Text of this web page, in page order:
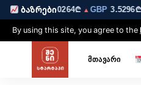
ბაზრები
▼EUR3.0264₾▲GBP3.5296₾▼
By using this site, you agree to the
ᲛᲗᲐᲕᲐᲠᲘ